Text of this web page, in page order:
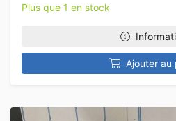
Plus que 1 en stock
Ajouter au